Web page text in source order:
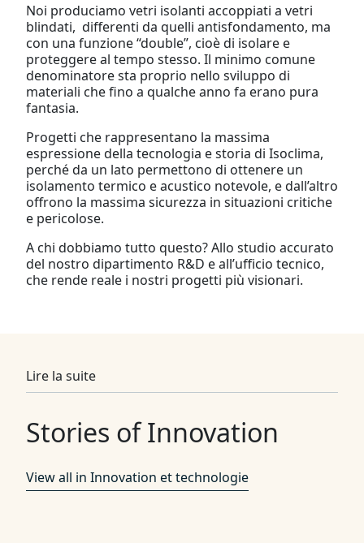
Noi produciamo vetri isolanti accoppiati a vetri
blindati, differenti da quelli antisfondamento, ma
con una funzione “double”, cioè di isolare e
proteggere al tempo stesso. Il minimo comune
denominatore sta proprio nello sviluppo di
materiali che fino a qualche anno fa erano pura
fantasia.
Progetti che rappresentano la massima
espressione della tecnologia e storia di Isoclima,
perché da un lato permettono di ottenere un
isolamento termico e acustico notevole, e dall’altro
offrono la massima sicurezza in situazioni critiche
e pericolose.
A chi dobbiamo tutto questo? Allo studio accurato
del nostro dipartimento R&D e all’ufficio tecnico,
che rende reale i nostri progetti più visionari.
Lire la suite
Stories of Innovation
View all in Innovation et technologie